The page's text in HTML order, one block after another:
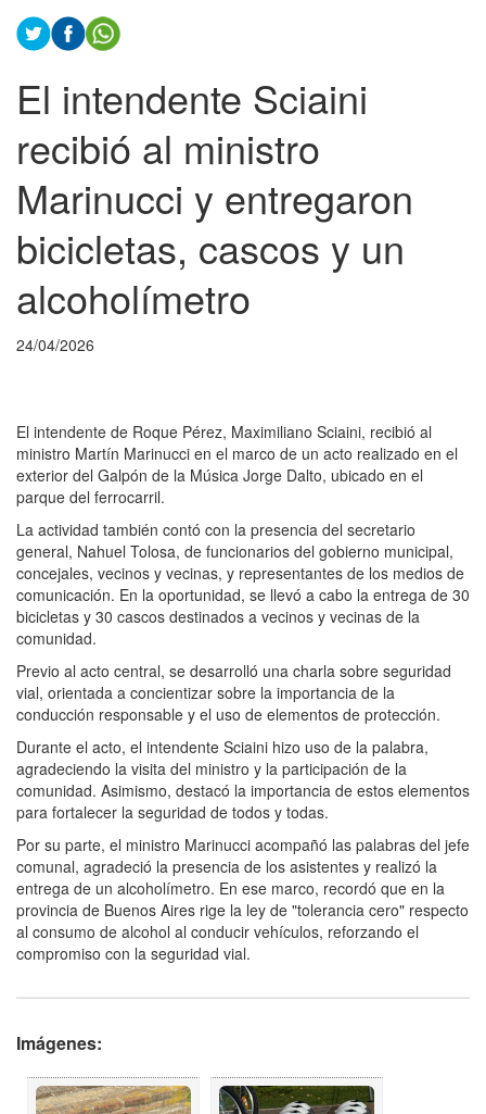
El intendente Sciaini
recibió al ministro
Marinucci y entregaron
bicicletas, cascos y un
alcoholímetro
24/04/2026
El intendente de Roque Pérez, Maximiliano Sciaini, recibió al
ministro Martín Marinucci en el marco de un acto realizado en el
exterior del Galpón de la Música Jorge Dalto, ubicado en el
parque del ferrocarril.
La actividad también contó con la presencia del secretario
general, Nahuel Tolosa, de funcionarios del gobierno municipal,
concejales, vecinos y vecinas, y representantes de los medios de
comunicación. En la oportunidad, se llevó a cabo la entrega de 30
bicicletas y 30 cascos destinados a vecinos y vecinas de la
comunidad.
Previo al acto central, se desarrolló una charla sobre seguridad
vial, orientada a concientizar sobre la importancia de la
conducción responsable y el uso de elementos de protección.
Durante el acto, el intendente Sciaini hizo uso de la palabra,
agradeciendo la visita del ministro y la participación de la
comunidad. Asimismo, destacó la importancia de estos elementos
para fortalecer la seguridad de todos y todas.
Por su parte, el ministro Marinucci acompañó las palabras del jefe
comunal, agradeció la presencia de los asistentes y realizó la
entrega de un alcoholímetro. En ese marco, recordó que en la
provincia de Buenos Aires rige la ley de "tolerancia cero" respecto
al consumo de alcohol al conducir vehículos, reforzando el
compromiso con la seguridad vial.
Imágenes: